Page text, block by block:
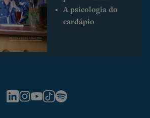
A psicologia do
cardápio